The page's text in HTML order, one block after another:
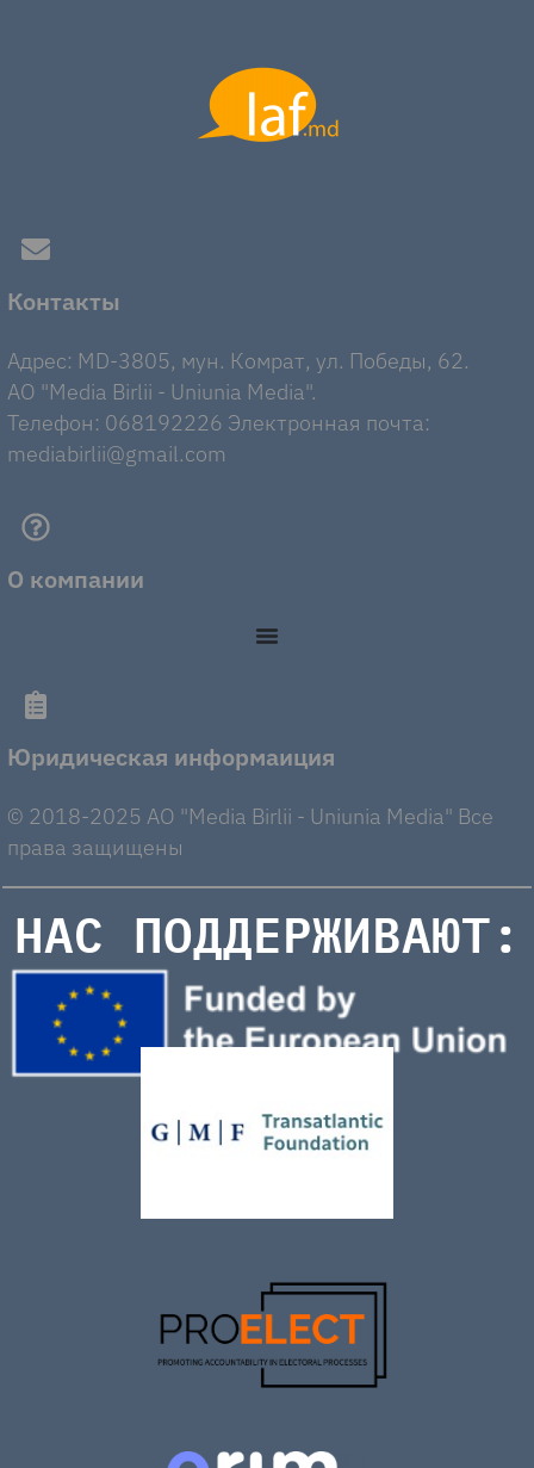
Контакты
Адрес: MD-3805, мун. Комрат, ул. Победы, 62.
AO "Media Birlii - Uniunia Media".
Телефон: 068192226 Электронная почта:
mediabirlii@gmail.com
О компании
Юридическая информаиция
© 2018-2025 AO "Media Birlii - Uniunia Media" Все
права защищены
НАС ПОДДЕРЖИВАЮТ: